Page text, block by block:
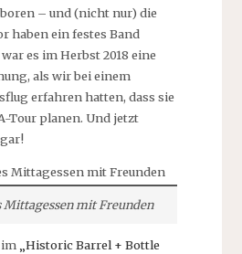
– und (nicht nur) die
haben ein festes Band
es im Herbst 2018 eine
als wir bei einem
erfahren hatten, dass sie
Tour planen. Und jetzt
Mittagessen mit Freunden
im „Historic Barrel + Bottle